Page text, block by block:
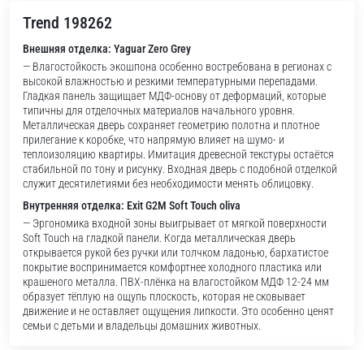
Trend 198262
Внешняя отделка: Yaguar Zero Grey
— Влагостойкость экошпона особенно востребована в регионах с
высокой влажностью и резкими температурными перепадами.
Гладкая панель защищает МДФ-основу от деформаций, которые
типичны для отделочных материалов начального уровня.
Металлическая дверь сохраняет геометрию полотна и плотное
прилегание к коробке, что напрямую влияет на шумо- и
теплоизоляцию квартиры. Имитация древесной текстуры остаётся
стабильной по тону и рисунку. Входная дверь с подобной отделкой
служит десятилетиями без необходимости менять облицовку.
Внутренняя отделка: Exit G2M Soft Touch oliva
— Эргономика входной зоны выигрывает от мягкой поверхности
Soft Touch на гладкой панели. Когда металлическая дверь
открывается рукой без ручки или толчком ладонью, бархатистое
покрытие воспринимается комфортнее холодного пластика или
крашеного металла. ПВХ-плёнка на влагостойком МДФ 12-24 мм
образует тёплую на ощупь плоскость, которая не сковывает
движение и не оставляет ощущения липкости. Это особенно ценят
семьи с детьми и владельцы домашних животных.